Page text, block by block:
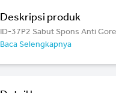
Deskripsi produk
ID-37P2 Sabut Spons Anti
Baca Selengkapnya